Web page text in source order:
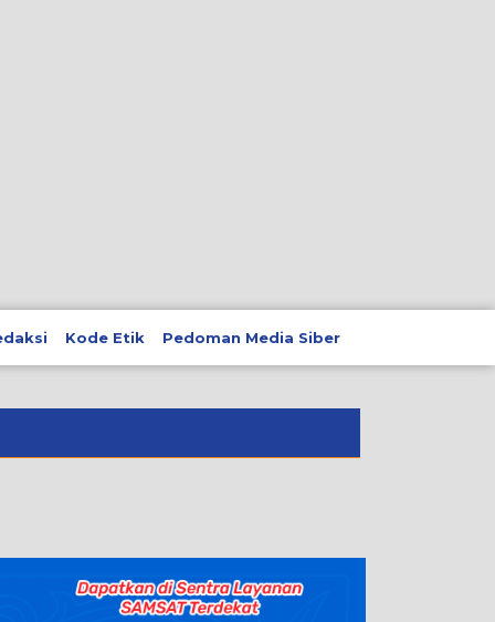
Kode Etik Pedoman Media Siber